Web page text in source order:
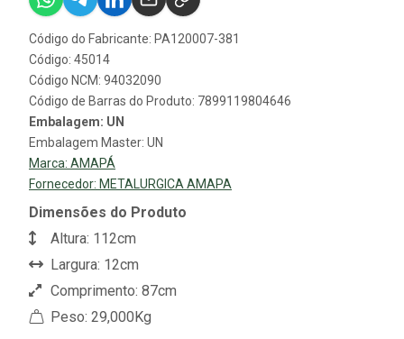
Código do Fabricante: PA120007-381
Código: 45014
Código NCM: 94032090
Código de Barras do Produto: 7899119804646
Embalagem: UN
Embalagem Master: UN
Marca: AMAPÁ
Fornecedor: METALURGICA AMAPA
Dimensões do Produto
Altura: 112cm
Largura: 12cm
Comprimento: 87cm
Peso: 29,000Kg